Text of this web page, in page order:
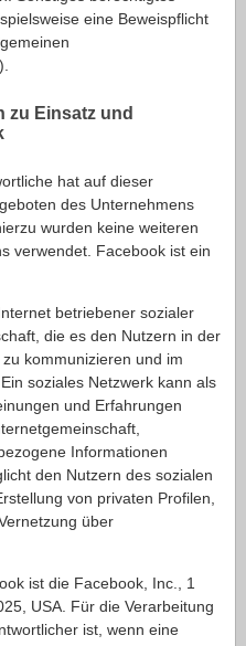
eine Beweispflicht
zu Einsatz und
hat auf dieser
des Unternehmens
wurden keine weiteren
verwendet. Facebook ist ein
betriebener sozialer
die es den Nutzern in der
kommunizieren und im
soziales Netzwerk kann als
und Erfahrungen
Informationen
den Nutzern des sozialen
von privaten Profilen,
über
ist die Facebook, Inc., 1
USA. Für die Verarbeitung
ist, wenn eine